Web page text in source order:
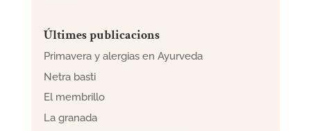
Últimes publicacions
Primavera y alergias en Ayurveda
Netra basti
El membrillo
La granada